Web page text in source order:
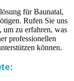
für Baunatal,
Rufen Sie uns
um zu erfahren, was
professionellen
können.